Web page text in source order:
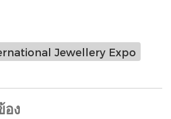
Jewellery Expo
อง